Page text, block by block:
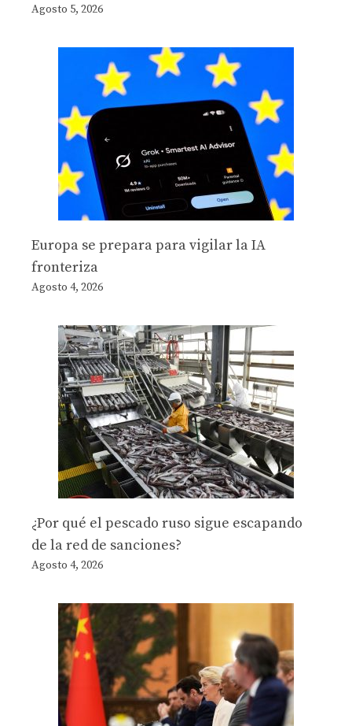
Agosto 5, 2026
Europa se prepara para vigilar la IA
fronteriza
Agosto 4, 2026
¿Por qué el pescado ruso sigue escapando
de la red de sanciones?
Agosto 4, 2026